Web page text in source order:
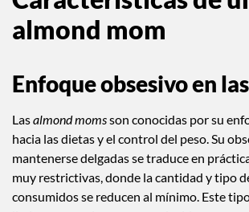
Características de
almond mom
Enfoque obsesivo en
Lasalmond momsson conocidas por su
hacia las dietas y el control del peso. Su
mantenerse delgadas se traduce en
muy restrictivas, donde la cantidad y tipo